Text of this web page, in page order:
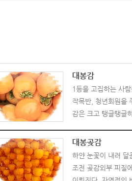
대봉감
1등을 고집하는 사
작목반, 청년회원을
감은 크고 탱글탱글
대봉곶감
하얀 눈꽃이 내려 달
조전 곶감외부 피질